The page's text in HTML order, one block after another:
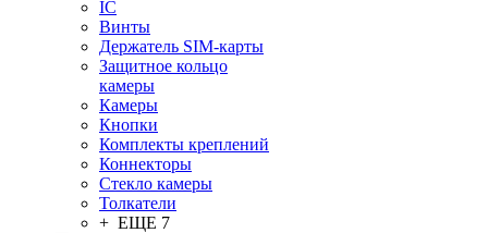
IC
Винты
Держатель SIM-карты
Защитное кольцо
камеры
Камеры
Кнопки
Комплекты креплений
Коннекторы
Стекло камеры
Толкатели
+ ЕЩЕ 7